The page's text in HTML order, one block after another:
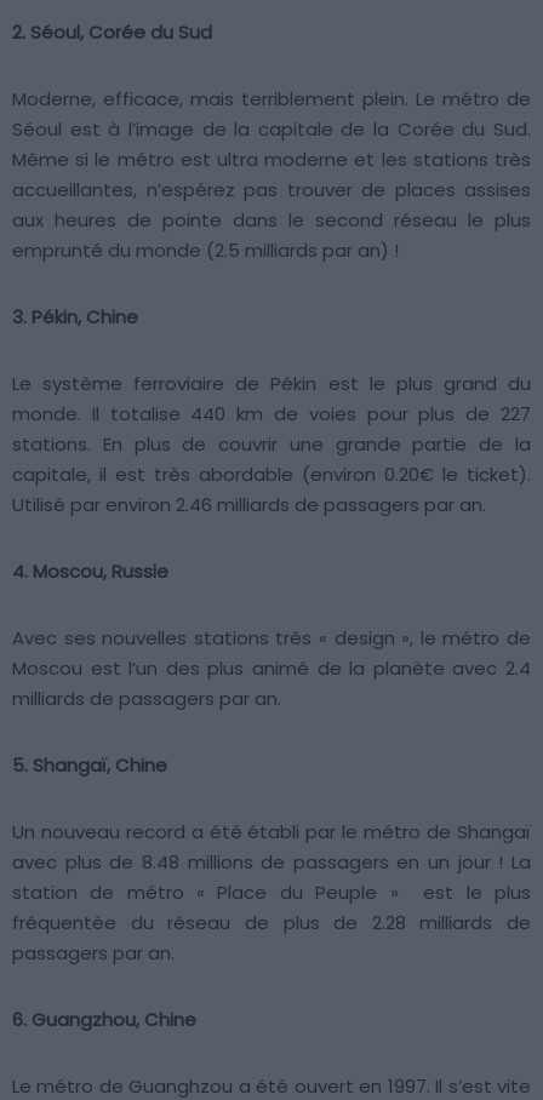
2. Séoul, Corée du Sud
Moderne, efficace, mais terriblement plein. Le métro de
Séoul est à l’image de la capitale de la Corée du Sud.
Même si le métro est ultra moderne et les stations très
accueillantes, n’espérez pas trouver de places assises
aux heures de pointe dans le second réseau le plus
emprunté du monde (2.5 milliards par an) !
3. Pékin, Chine
Le système ferroviaire de Pékin est le plus grand du
monde. Il totalise 440 km de voies pour plus de 227
stations. En plus de couvrir une grande partie de la
capitale, il est très abordable (environ 0.20€ le ticket).
Utilisé par environ 2.46 milliards de passagers par an.
4. Moscou, Russie
Avec ses nouvelles stations très « design », le métro de
Moscou est l’un des plus animé de la planète avec 2.4
milliards de passagers par an.
5. Shangaï, Chine
Un nouveau record a été établi par le métro de Shangaï
avec plus de 8.48 millions de passagers en un jour ! La
station de métro « Place du Peuple » est le plus
fréquentée du réseau de plus de 2.28 milliards de
passagers par an.
6. Guangzhou, Chine
Le métro de Guanghzou a été ouvert en 1997. Il s’est vite